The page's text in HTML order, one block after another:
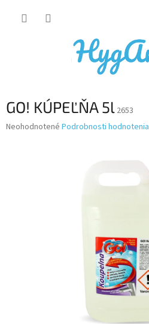
GO! KÚPEĽŇA 5l 2653
Priemerné
Neohodnotené Podrobnosti hodnotenia